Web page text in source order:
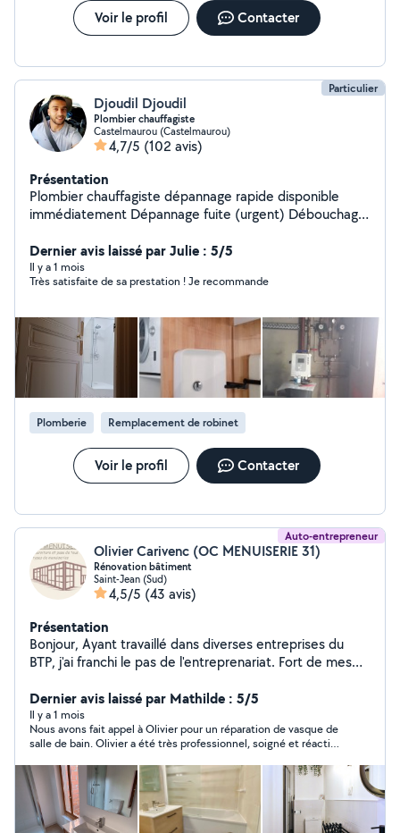
Voir le profil Contacter
Particulier
Djoudil Djoudil
Plombier chauffagiste
Castelmaurou (Castelmaurou)
4,7/5 (102 avis)
Présentation
Plombier chauffagiste dépannage rapide disponible
immédiatement Dépannage fuite (urgent) Débouchage
Réparation / Installation sanitaire Soudure cuivre / acier
Intervention rapide travail propre solution durable.
DISPONIBLE IMMÉDIATEMENT!!! ~~~Réponse rapide~~~
Dernier avis laissé par Julie : 5/5
Il y a 1 mois
Très satisfaite de sa prestation ! Je recommande
Plomberie Remplacement de robinet
Voir le profil Contacter
Auto-entrepreneur
Olivier Carivenc (OC MENUISERIE 31)
Rénovation bâtiment
Saint-Jean (Sud)
4,5/5 (43 avis)
Présentation
Bonjour, Ayant travaillé dans diverses entreprises du
BTP, j'ai franchi le pas de l'entreprenariat. Fort de mes
service pour mener à bien tous vos projets dans le
respect des règles de l'art et du travail bien fait. Mes
domaines de compétences sont variés: Conception,
fabrication, mise en œuvre. Mon exigence, ma réactivité
et mon savoir faire vous emmènera une sérénité
jusqu'au rendu final de vos travaux. N'hésitez pas à me
contacter, je serai ravi de vous apporter une solution à
chaque projet. Olivier C
Dernier avis laissé par Mathilde : 5/5
Il y a 1 mois
Nous avons fait appel à Olivier pour un réparation de vasque de
salle de bain. Olivier a été très professionnel, soigné et réactif.